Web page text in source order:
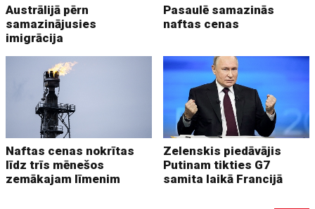
Austrālijā pērn
samazinājusies
imigrācija
Pasaulē samazinās
naftas cenas
Naftas cenas nokrītas
līdz trīs mēnešos
zemākajam līmenim
Zelenskis piedāvājis
Putinam tikties G7
samita laikā Francijā